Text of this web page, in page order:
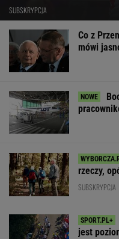
SUBSKRYPCJA
Co z
mówi
rzeczy,
SUBSKRYPCJA
jest